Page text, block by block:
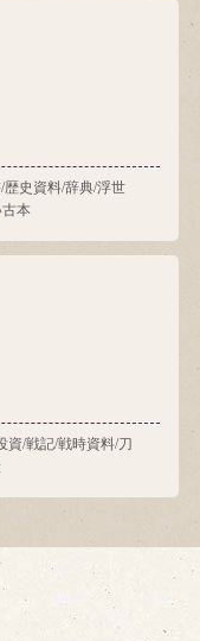
史資料/辞典/浮世
本
資/戦記/戦時資料/刀